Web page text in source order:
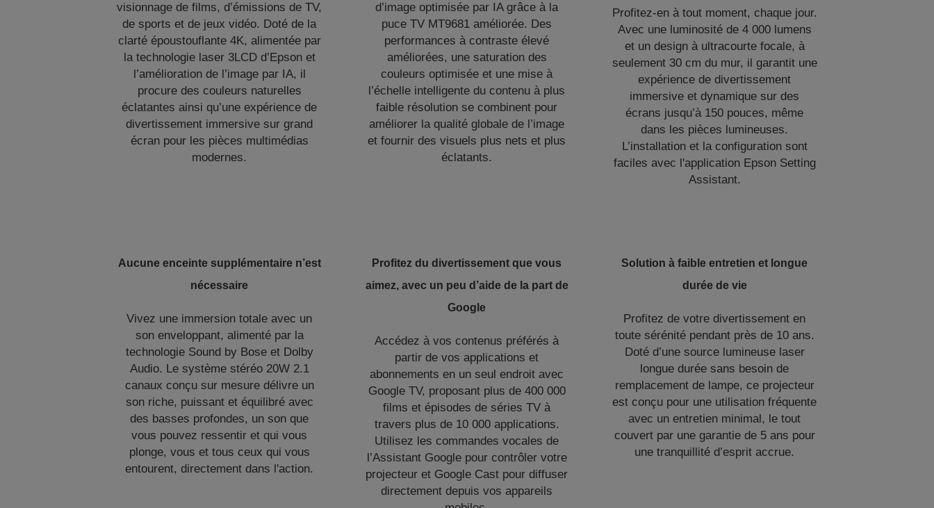
visionnage de films, d’émissions de TV,
de sports et de jeux vidéo. Doté de la
clarté époustouflante 4K, alimentée par
la technologie laser 3LCD d’Epson et
l’amélioration de l’image par IA, il
procure des couleurs naturelles
éclatantes ainsi qu’une expérience de
divertissement immersive sur grand
écran pour les pièces multimédias
modernes.
d’image optimisée par IA grâce à la
puce TV MT9681 améliorée. Des
performances à contraste élevé
améliorées, une saturation des
couleurs optimisée et une mise à
l’échelle intelligente du contenu à plus
faible résolution se combinent pour
améliorer la qualité globale de l’image
et fournir des visuels plus nets et plus
éclatants.
Profitez-en à tout moment, chaque jour.
Avec une luminosité de 4 000 lumens
et un design à ultracourte focale, à
seulement 30 cm du mur, il garantit une
expérience de divertissement
immersive et dynamique sur des
écrans jusqu’à 150 pouces, même
dans les pièces lumineuses.
L’installation et la configuration sont
faciles avec l'application Epson Setting
Assistant.
Aucune enceinte supplémentaire n’est
nécessaire
Vivez une immersion totale avec un
son enveloppant, alimenté par la
technologie Sound by Bose et Dolby
Audio. Le système stéréo 20W 2.1
canaux conçu sur mesure délivre un
son riche, puissant et équilibré avec
des basses profondes, un son que
vous pouvez ressentir et qui vous
plonge, vous et tous ceux qui vous
entourent, directement dans l'action.
Profitez du divertissement que vous
aimez, avec un peu d’aide de la part de
Google
Accédez à vos contenus préférés à
partir de vos applications et
abonnements en un seul endroit avec
Google TV, proposant plus de 400 000
films et épisodes de séries TV à
travers plus de 10 000 applications.
Utilisez les commandes vocales de
l’Assistant Google pour contrôler votre
projecteur et Google Cast pour diffuser
directement depuis vos appareils
Solution à faible entretien et longue
durée de vie
Profitez de votre divertissement en
toute sérénité pendant près de 10 ans.
Doté d’une source lumineuse laser
longue durée sans besoin de
remplacement de lampe, ce projecteur
est conçu pour une utilisation fréquente
avec un entretien minimal, le tout
couvert par une garantie de 5 ans pour
une tranquillité d’esprit accrue.